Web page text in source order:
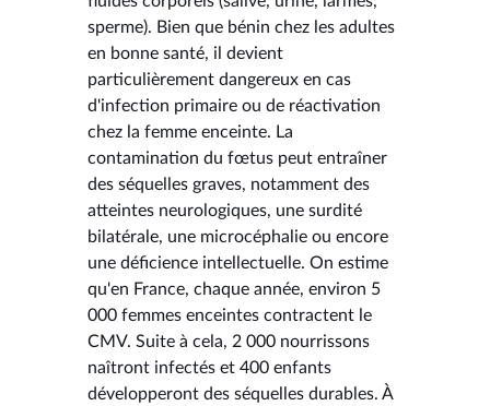
sperme). Bien que bénin chez les adultes
en bonne santé, il devient
particulièrement dangereux en cas
d'infection primaire ou de réactivation
chez la femme enceinte. La
contamination du fœtus peut entraîner
des séquelles graves, notamment des
atteintes neurologiques, une surdité
bilatérale, une microcéphalie ou encore
une déficience intellectuelle. On estime
qu'en France, chaque année, environ 5
000 femmes enceintes contractent le
CMV. Suite à cela, 2 000 nourrissons
naîtront infectés et 400 enfants
développeront des séquelles durables. À